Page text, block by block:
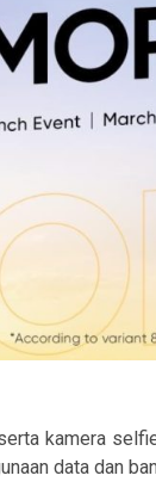
kamera
data dan